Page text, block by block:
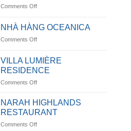
Comments Offon
Villa
NHÀ HÀNG OCEANICA
Comments Offon
HÀNG
OCEANICA
VILLA LUMIÈRE
RESIDENCE
Comments Offon
LUMIÈRE
RESIDENCE
NARAH HIGHLANDS
RESTAURANT
Comments Offon